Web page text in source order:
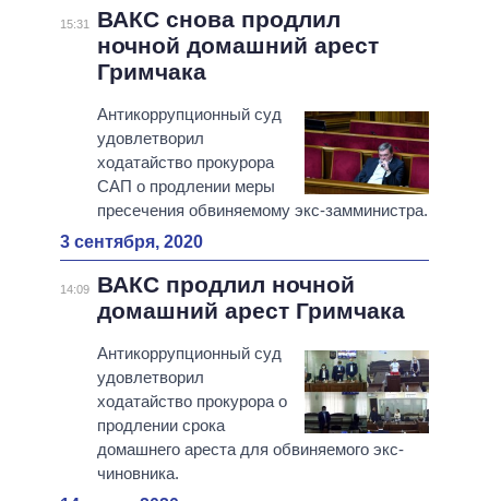
15:31
ВАКС снова продлил
ночной домашний арест
Гримчака
Антикоррупционный суд
удовлетворил
ходатайство прокурора
САП о продлении меры
пресечения обвиняемому экс-замминистра.
3 сентября, 2020
14:09
ВАКС продлил ночной
домашний арест Гримчака
Антикоррупционный суд
удовлетворил
ходатайство прокурора о
продлении срока
домашнего ареста для обвиняемого экс-
чиновника.